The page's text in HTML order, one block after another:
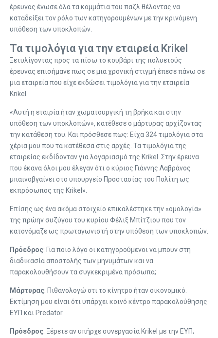
έρευνας ένωσε όλα τα κομμάτια του παζλ θέλοντας να
καταδείξει τον ρόλο των κατηγορουμένων με την κρινόμενη
υπόθεση των υποκλοπών.
Τα τιμολόγια για την εταιρεία Krikel
Ξετυλίγοντας προς τα πίσω το κουβάρι της πολυετούς
έρευνας επισήμανε πως σε μια χρονική στιγμή έπεσε πάνω σε
μια εταιρεία που είχε εκδώσει τιμολόγια για την εταιρεία
Krikel.
«Αυτή η εταιρία ήταν χωματουργική τη βρήκα και στην
υπόθεση των υποκλοπών», κατέθεσε ο μάρτυρας αρχίζοντας
την κατάθεση του. Και πρόσθεσε πως: Είχα 324 τιμολόγια στα
χέρια μου που τα κατέθεσα στις αρχές. Τα τιμολόγια της
εταιρείας εκδίδονταν για λογαριασμό της Krikel. Στην έρευνα
που έκανα όλοι μου έλεγαν ότι ο κύριος Γιάννης Λαβράνος
μπαινοβγαίνει στο υπουργείο Προστασίας του Πολίτη ως
εκπρόσωπος της Krikel».
Επίσης ως ένα ακόμα στοιχείο επικαλέστηκε την «ομολογία»
της πρώην συζύγου του κυρίου Φέλιξ Μπίτζιου που τον
κατονόμαζε ως πρωταγωνιστή στην υπόθεση των υποκλοπών.
Πρόεδρος: Για ποιο λόγο οι κατηγορούμενοι να μπουν στη
διαδικασία αποστολής των μηνυμάτων και να
παρακολουθήσουν τα συγκεκριμένα πρόσωπα;
Μάρτυρας: Πιθανολογώ οτι το κίνητρο ήταν οικονομικό.
Εκτίμηση μου είναι ότι υπάρχει κοινό κέντρο παρακολούθησης
ΕΥΠ και Predator.
Πρόεδρος: Ξέρετε αν υπήρχε συνεργασία Krikel με την ΕΥΠ;